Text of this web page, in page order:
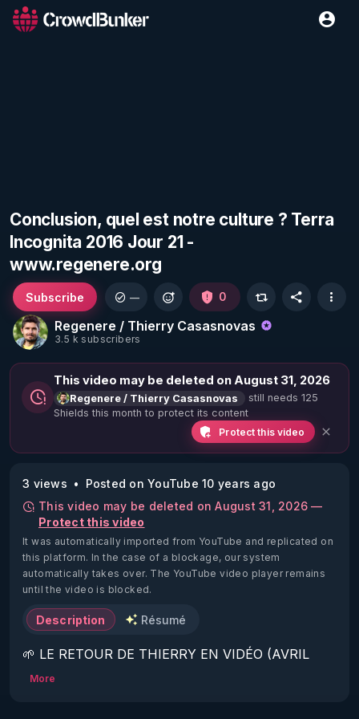
Conclusion, quel est notre culture ? Terra
Incognita 2016 Jour 21 -
www.regenere.org
Regenere / Thierry Casasnovas
3.5 k subscribers
Subscribe — 0
This video may be deleted on August 31, 2026
Regenere / Thierry Casasnovas
still needs 125
Shields this month to protect its content
Protect this video
3 views
Posted on YouTube 10 years ago
This video may be deleted on August 31, 2026 —
Protect this video
It was automatically imported from YouTube and replicated on
this platform. In the case of a blockage, our system
automatically takes over. The YouTube video player remains
until the video is blocked.
Description Résumé
🌱 LE RETOUR DE THIERRY EN VIDÉO (AVRIL
2022)!
More